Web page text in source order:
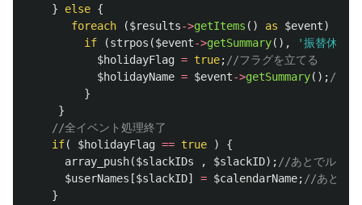
}
else {
foreach
($results->getItems () as $event)
if
(strpos ($event->getSummary(), '振替休日'
$holidayFlag = true; //フラグを立てる
$holidayName = $event->getSummary(); //何
}
}
//全イベント処理終了
if( $holidayFlag == true )
{
array_push($slackIDs , $slackID); //あとでループ
$userNames [$slackID] = $calendarName; //あとで
}